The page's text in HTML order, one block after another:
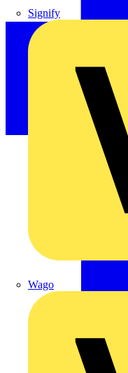
Signify
Wago